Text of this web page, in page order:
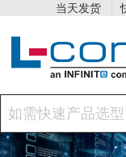
当天发货